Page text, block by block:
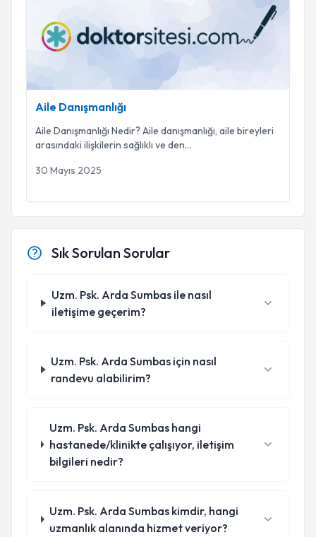
Aile Danışmanlığı
Aile Danışmanlığı Nedir? Aile danışmanlığı, aile bireyleri
arasındaki ilişkilerin sağlıklı ve den...
30 Mayıs 2025
Sık Sorulan Sorular
Uzm. Psk. Arda Sumbas ile nasıl
iletişime geçerim?
Uzm. Psk. Arda Sumbas için nasıl
randevu alabilirim?
Uzm. Psk. Arda Sumbas hangi
hastanede/klinikte çalışıyor, iletişim
bilgileri nedir?
Uzm. Psk. Arda Sumbas kimdir, hangi
uzmanlık alanında hizmet veriyor?